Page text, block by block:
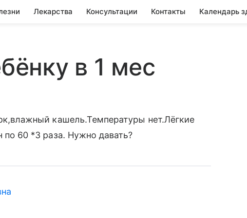
Лекарства Консультации Контакты Календарь
в 1 мес
кашель.Температуры нет.Лёгкие
60 *3 раза. Нужно давать?